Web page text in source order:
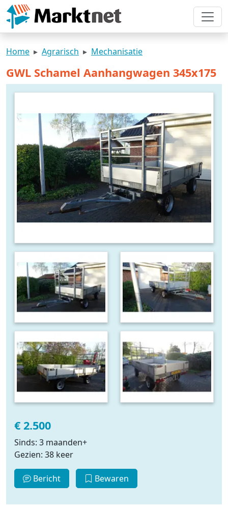
Home Agrarisch Mechanisatie
GWL Schamel Aanhangwagen 345x175
€ 2.500
Sinds: 3 maanden+
Gezien: 38 keer
Bericht Bewaren